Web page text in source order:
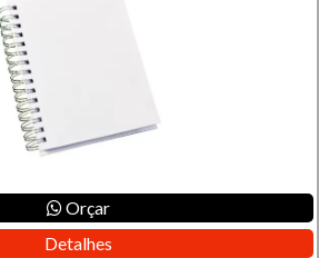
Orçar
Detalhes